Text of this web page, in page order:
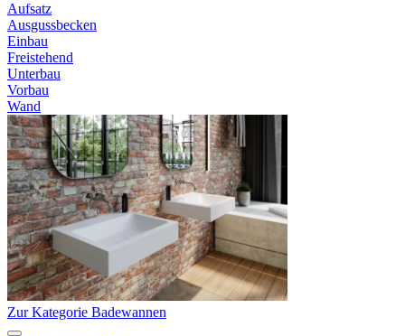
Aufsatz
Ausgussbecken
Einbau
Freistehend
Unterbau
Vorbau
Wand
Zur Kategorie Badewannen